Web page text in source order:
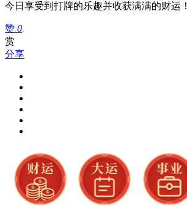
今日享受到打牌的乐趣并收获满满的财运！
赞 0
赏
分享